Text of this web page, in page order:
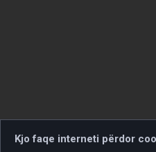
Kjo faqe interneti përdor